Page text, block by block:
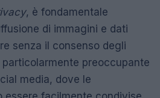
, è fondamentale
di immagini e dati
senza il consenso degli
preoccupante
media, dove le